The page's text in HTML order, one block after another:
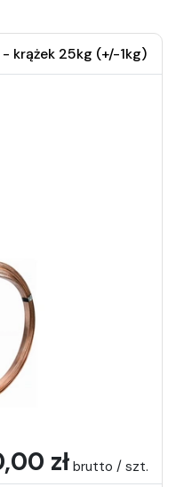
krążek 25kg (+/-1kg)
złbrutto / szt.